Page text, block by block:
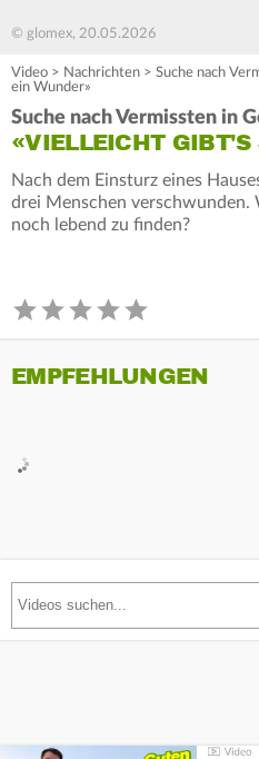
© glomex, 20.05.2026
Video > Nachrichten > Suche nach
ein Wunder»
Suche nach Vermissten in
«VIELLEICHT
Nach dem Einsturz eines
drei Menschen verschwunden.
noch lebend zu finden?
EMPFEHLUNGEN